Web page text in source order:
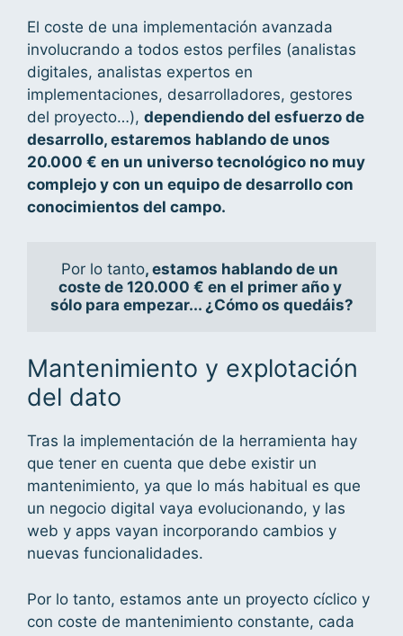
El coste de una implementación avanzada
involucrando a todos estos perfiles (analistas
digitales, analistas expertos en
implementaciones, desarrolladores, gestores
del proyecto…), dependiendo del esfuerzo de
desarrollo, estaremos hablando de unos
20.000 € en un universo tecnológico no muy
complejo y con un equipo de desarrollo con
conocimientos del campo.
Por lo tanto, estamos hablando de un
coste de 120.000 € en el primer año y
sólo para empezar... ¿Cómo os quedáis?
Mantenimiento y explotación
del dato
Tras la implementación de la herramienta hay
que tener en cuenta que debe existir un
mantenimiento, ya que lo más habitual es que
un negocio digital vaya evolucionando, y las
web y apps vayan incorporando cambios y
nuevas funcionalidades.
Por lo tanto, estamos ante un proyecto cíclico y
con coste de mantenimiento constante, cada